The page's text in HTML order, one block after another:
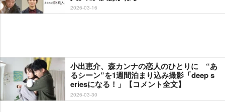
2026-03-16
小出恵介、森カンナの恋人のひとりに “あ
るシーン”を1週間泊まり込み撮影「deep s
eriesになる！」【コメント全文】
2026-03-30